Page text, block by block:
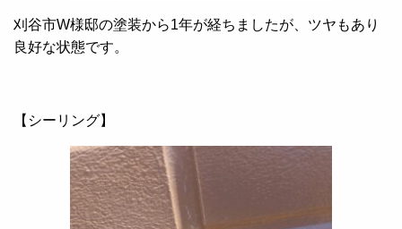
刈谷市W様邸の塗装から1年が経ちましたが、ツヤもあり
良好な状態です。
【シーリング】